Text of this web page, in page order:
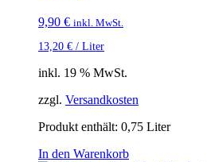
9,90 € inkl. MwSt.
13,20 € / Liter
inkl. 19 % MwSt.
zzgl. Versandkosten
Produkt enthält: 0,75 Liter
In den Warenkorb